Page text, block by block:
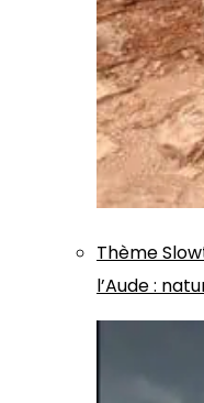
Thème
l’Aude :